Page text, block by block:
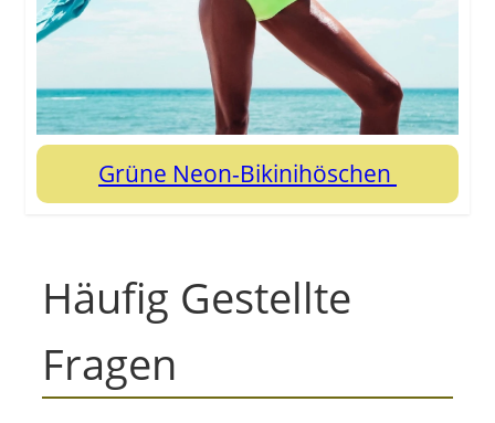
Grüne Neon-Bikinihöschen
Häufig Gestellte
Fragen